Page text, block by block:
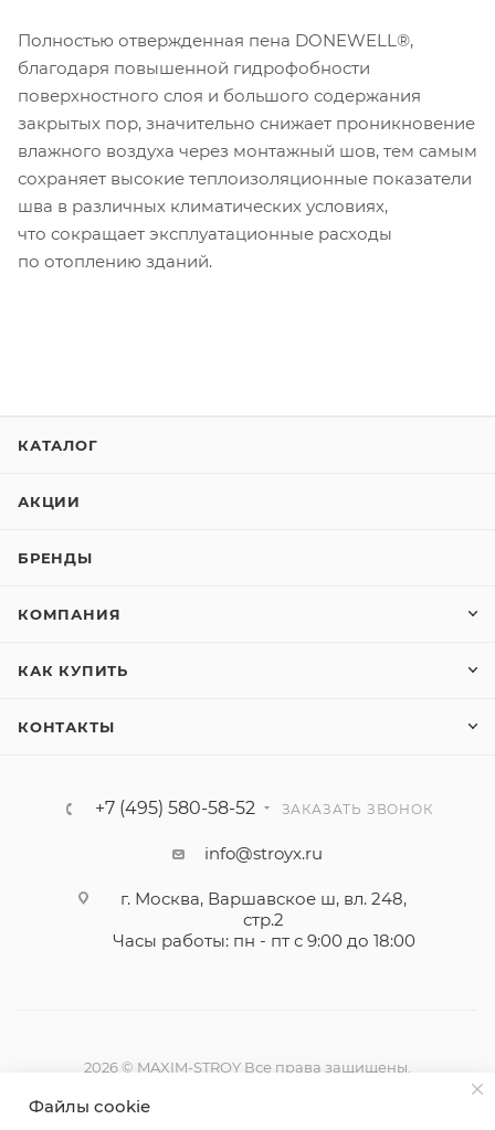
Полностью отвержденная пена DONEWELL®,
благодаря повышенной гидрофобности
поверхностного слоя и большого содержания
закрытых пор, значительно снижает проникновение
влажного воздуха через монтажный шов, тем самым
сохраняет высокие теплоизоляционные показатели
шва в различных климатических условиях,
что сокращает эксплуатационные расходы
по отоплению зданий.
КАТАЛОГ
АКЦИИ
БРЕНДЫ
КОМПАНИЯ
КАК КУПИТЬ
КОНТАКТЫ
+7 (495) 580-58-52 ЗАКАЗАТЬ ЗВОНОК
info@stroyx.ru
г. Москва, Варшавское ш, вл. 248,
стр.2
Часы работы: пн - пт с 9:00 до 18:00
2026 © MAXIM-STROY Все права защищены.
офертой определяемой положениями Статьи 437
Файлы cookie